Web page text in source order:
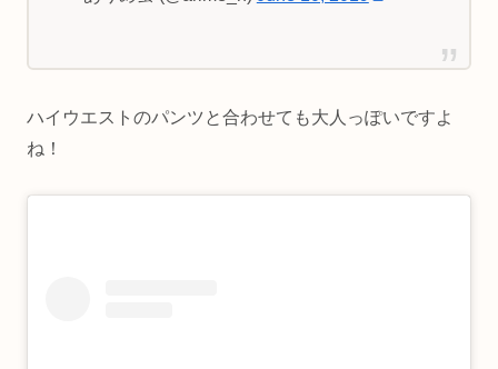
ハイウエストのパンツと合わせても大人っぽいですよ
ね！